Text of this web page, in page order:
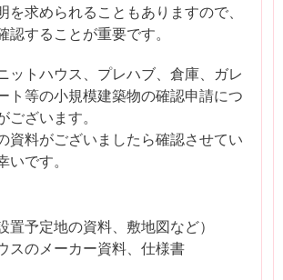
を求められることもありますので、
認することが重要です。
ットハウス、プレハブ、倉庫、ガレ
ト等の小規模建築物の確認申請につ
ございます。
資料がございましたら確認させてい
です。
置予定地の資料、敷地図など）
スのメーカー資料、仕様書